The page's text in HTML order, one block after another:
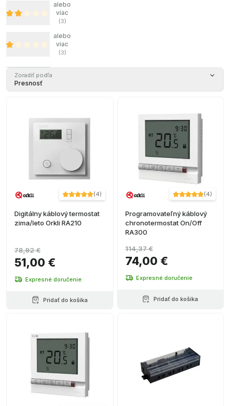
alebo
viac
(3)
alebo
viac
(3)
Zoradiť podľa
Presnosť
(4)
Digitálny káblový termostat
zima/leto Orkli RA210
51,00 €
78,92 €
Expresné doručenie
Pridať do košíka
(4)
Programovateľný káblový
chronotermostat On/Off
RA300
74,00 €
114,37 €
Expresné doručenie
Pridať do košíka